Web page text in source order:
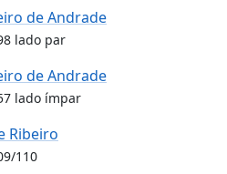
de Andrade
lado par
de Andrade
lado ímpar
Ribeiro
110